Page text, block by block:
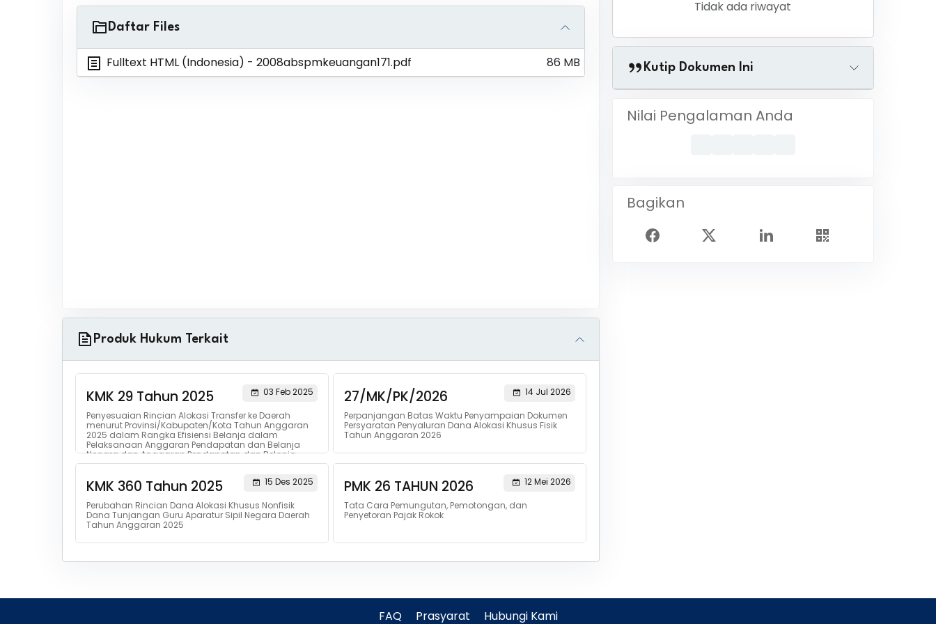
Daftar Files
Fulltext HTML (Indonesia) - 2008abspmkeuangan171.pdf 86 MB
Produk Hukum Terkait
KMK 29 Tahun 2025
03 Feb 2025
Penyesuaian Rincian Alokasi Transfer ke Daerah
menurut Provinsi/Kabupaten/Kota Tahun Anggaran
2025 dalam Rangka Efisiensi Belanja dalam
Pelaksanaan Anggaran Pendapatan dan Belanja
Negara dan Anggaran Pendapatan dan Belanja
Daerah Tahun Anggaran 2025
27/MK/PK/2026
14 Jul 2026
Perpanjangan Batas Waktu Penyampaian Dokumen
Persyaratan Penyaluran Dana Alokasi Khusus Fisik
Tahun Anggaran 2026
KMK 360 Tahun 2025
15 Des 2025
Perubahan Rincian Dana Alokasi Khusus Nonfisik
Dana Tunjangan Guru Aparatur Sipil Negara Daerah
Tahun Anggaran 2025
PMK 26 TAHUN 2026
12 Mei 2026
Tata Cara Pemungutan, Pemotongan, dan
Penyetoran Pajak Rokok
Tidak ada riwayat
Kutip Dokumen Ini
Nilai Pengalaman Anda
Bagikan
FAQ Prasyarat Hubungi Kami